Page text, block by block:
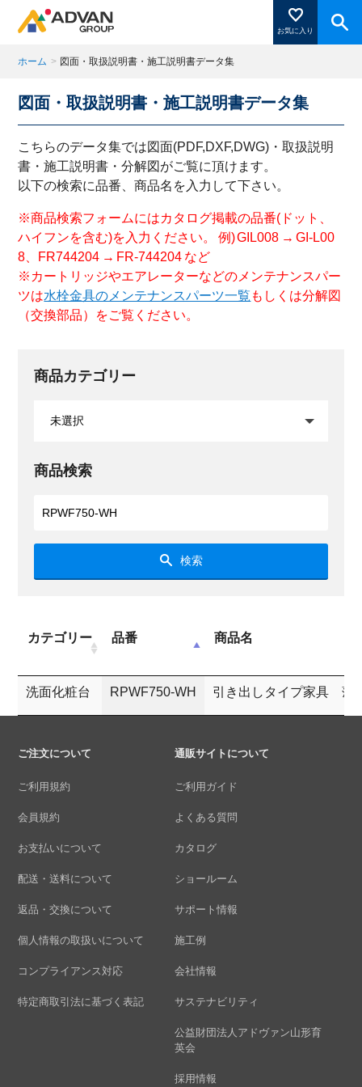
お気に入り
商品ページにある「お気に入り登録」を押すと登録した
商品がここに表示されます。
ホーム > 図面・取扱説明書・施工説明書データ集
図面・取扱説明書・施工説明書データ集
こちらのデータ集では図面(PDF,DXF,DWG)・取扱説明
書・施工説明書・分解図がご覧に頂けます。
以下の検索に品番、商品名を入力して下さい。
※商品検索フォームにはカタログ掲載の品番(ドット、
ハイフンを含む)を入力ください。 例) GIL008 → GI-L00
8、FR744204 → FR-744204 など
※カートリッジやエアレーターなどのメンテナンスパー
ツは水栓金具のメンテナンスパーツ一覧 もしくは分解図
（交換部品）をご覧ください。
商品カテゴリー
商品検索
検索
カテゴリー 品番 商品名
洗面化粧台 RPWF750-WH 引き出しタイプ家具
ご注文について
ご利用規約
会員規約
お支払いについて
配送・送料について
返品・交換について
個人情報の取扱いについて
コンプライアンス対応
特定商取引法に基づく表記
通販サイトについて
ご利用ガイド
よくある質問
カタログ
ショールーム
サポート情報
施工例
会社情報
サステナビリティ
公益財団法人アドヴァン山形育
英会
採用情報